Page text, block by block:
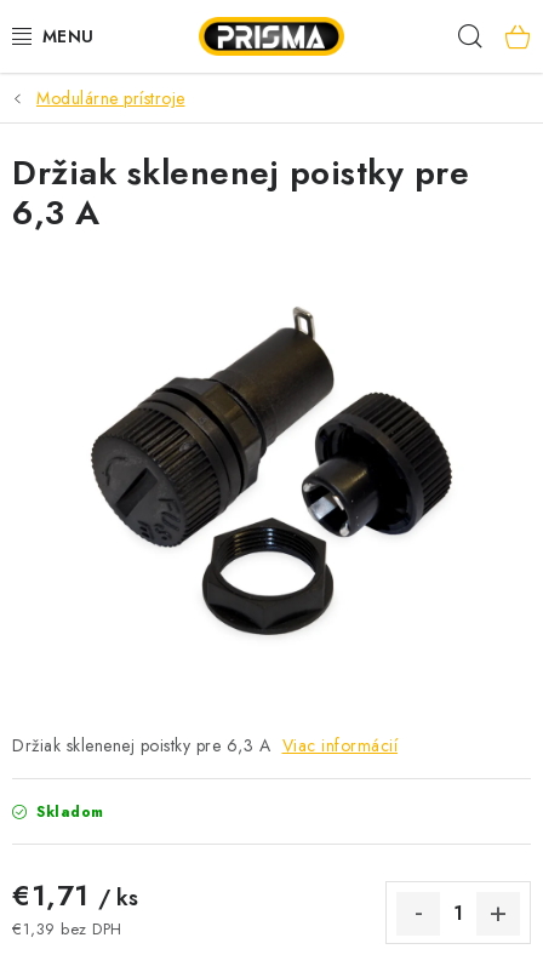
na
AKCIE
LED PÁSY
MODULÁRNE PRÍSTROJE
SVORKY, ROZBOČOVAČE A OSTATNÉ
BLESKOZVOD
BATÉRIE A NABÍJAČKY
ELEKTRICKÉ VYKUROVANIE A VENTILÁCIA
SVIETIDLÁ A SVETELNÉ ZDROJE
DOMÁCNOSŤ
Modulárne prístroje
Držiak sklenenej poistky pre 6,3 A Viac informácií
Skladom
€1,71 / ks
€1,39 bez DPH
Držiak sklenenej poistky pre
6,3 A